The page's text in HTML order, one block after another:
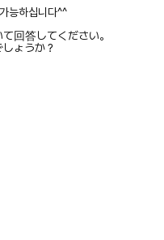
능하십니다^^
回答してください。
ょうか？